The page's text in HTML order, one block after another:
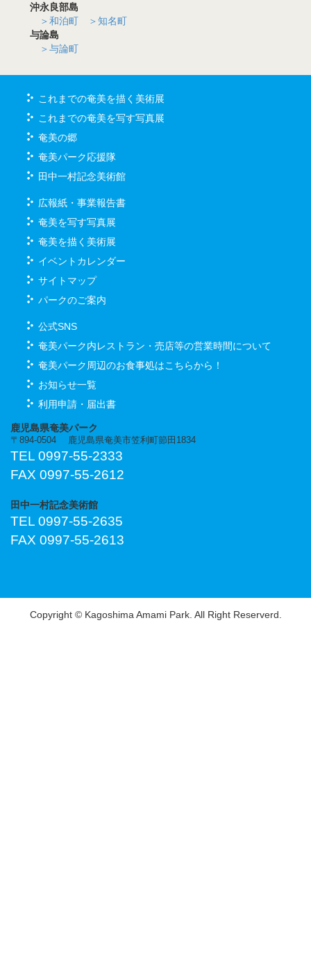
沖永良部島
＞和泊町
＞知名町
与論島
＞与論町
これまでの奄美を描く美術展
これまでの奄美を写す写真展
奄美の郷
奄美パーク応援隊
田中一村記念美術館
広報紙・事業報告書
奄美を写す写真展
奄美を描く美術展
イベントカレンダー
サイトマップ
パークのご案内
公式SNS
奄美パーク内レストラン・売店等の営業時間について
奄美パーク周辺のお食事処はこちらから！
お知らせ一覧
利用申請・届出書
鹿児島県奄美パーク
〒894-0504 鹿児島県奄美市笠利町節田1834
TEL 0997-55-2333
FAX 0997-55-2612
田中一村記念美術館
TEL 0997-55-2635
FAX 0997-55-2613
Copyright © Kagoshima Amami Park. All Right Reserverd.